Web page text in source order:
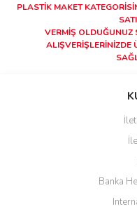
PLASTİK MAKET
VERMİŞ OLDUĞUNUZ
ALIŞVERİŞLERİNİZDE
Banka